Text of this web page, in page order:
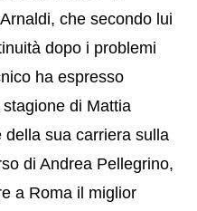
che secondo lui
dopo i problemi
ha espresso
di Mattia
sua carriera sulla
di Andrea Pellegrino,
a Roma il miglior